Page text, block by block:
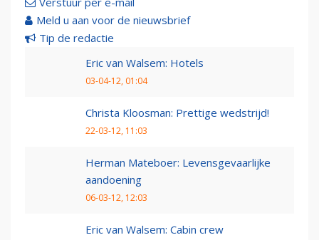
Meld u aan voor de nieuwsbrief
Tip de redactie
Eric van Walsem: Hotels
03-04-12, 01:04
Christa Kloosman: Prettige wedstrijd!
22-03-12, 11:03
Herman Mateboer: Levensgevaarlijke
aandoening
06-03-12, 12:03
Eric van Walsem: Cabin crew